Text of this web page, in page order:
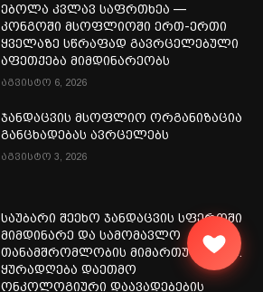
ებოლა კვლავ საფრთხეა —
კონგოში მსოფლიოში ერთ-ერთი
ყველაზე სწრაფად გავრცელებული
აფეთქება მიმდინარეობს
აგვისტო 6, 2026
ჯანდაცვის მსოფლიო ორგანიზაცია
განცხადებას ავრცელებს
აგვისტო 3, 2026
საუბარი შეეხო ჯანდაცვის სფეროში
მიმდინარე და სამომავლო
თანამშრომლობის მიმართულებებს.
ყურადღება დაეთმო
ონკოლოგიური დაავადებების